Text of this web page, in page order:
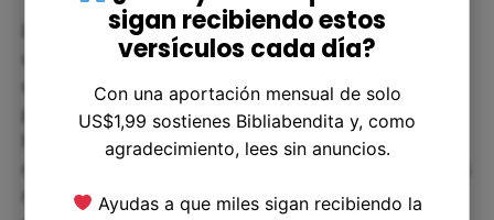
La pregunta de Job en Job 23:17 es una pregunta
que muchos de nosotros hemos hecho, aunque
quizás de manera diferente. Nos hemos
preguntado por qué estamos sufriendo, por qué
hay tanto dolor y sufrimiento en el mundo, y por
responder a todas estas preguntas de manera
sigan recibiendo estos
versículos cada día?
Con una aportación mensual de solo
US$1,99 sostienes Bibliabendita y, como
agradecimiento, lees sin anuncios.
Ayudas a que miles sigan recibiendo la